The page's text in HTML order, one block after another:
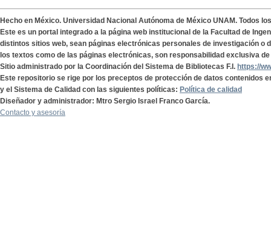
Hecho en México. Universidad Nacional Autónoma de México UNAM. Todos
Este es un portal integrado a la página web institucional de la Facultad de
distintos sitios web, sean páginas electrónicas personales de investigación o
los textos como de las páginas electrónicas, son responsabilidad exclusiva
Sitio administrado por la Coordinación del Sistema de Bibliotecas F.I. https://
Este repositorio se rige por los preceptos de protección de datos contenidos
y el Sistema de Calidad con las siguientes políticas: Política de calidad
Diseñador y administrador: Mtro Sergio Israel Franco García.
Contacto y asesoría